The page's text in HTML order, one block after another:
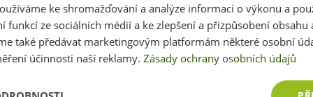
obal
Vhodné zejména pro sportovce. Není náhradou
Ukládejte mimo dosah dětí! Není vhodné pro děti,
ke shromažďování a analýze informací o výkonu a
funkcí ze sociálních médií a ke zlepšení a přizpůsobení obsahu
také předávat marketingovým platformám některé osobní
účinnosti naší reklamy. Zásady ochrany osobních údajů